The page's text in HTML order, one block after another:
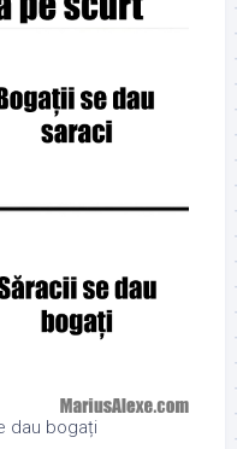
dau bogați